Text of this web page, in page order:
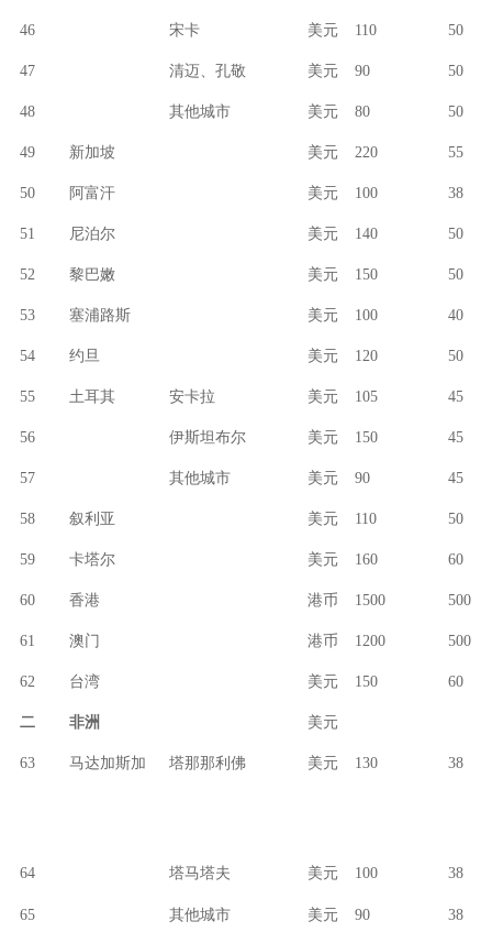
46 宋卡 美元 110 50
47 清迈、孔敬 美元 90 50
48 其他城市 美元 80 50
49 新加坡 美元 220 55
50 阿富汗 美元 100 38
51 尼泊尔 美元 140 50
52 黎巴嫩 美元 150 50
53 塞浦路斯 美元 100 40
54 约旦 美元 120 50
55 土耳其 安卡拉 美元 105 45
56 伊斯坦布尔 美元 150 45
57 其他城市 美元 90 45
58 叙利亚 美元 110 50
59 卡塔尔 美元 160 60
60 香港 港币 1500 500
61 澳门 港币 1200 500
62 台湾 美元 150 60
二 非洲 美元
63 马达加斯加 塔那那利佛 美元 130 38
64 塔马塔夫 美元 100 38
65 其他城市 美元 90 38